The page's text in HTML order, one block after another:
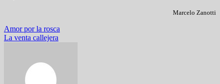
Marcelo Zanotti
Navegación
de
Amor por la rosca
La venta callejera